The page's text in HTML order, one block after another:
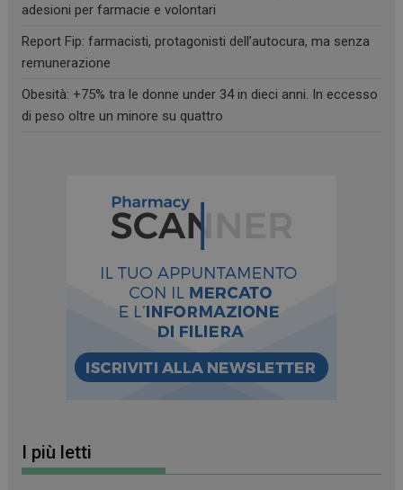
adesioni per farmacie e volontari
Report Fip: farmacisti, protagonisti dell’autocura, ma senza
remunerazione
Obesità: +75% tra le donne under 34 in dieci anni. In eccesso
di peso oltre un minore su quattro
I più letti